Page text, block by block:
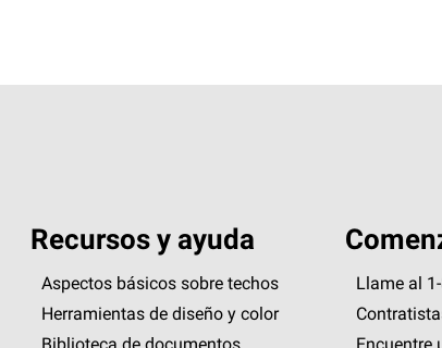
Recursos y ayuda
Aspectos básicos sobre techos
Herramientas de diseño y color
Llame al